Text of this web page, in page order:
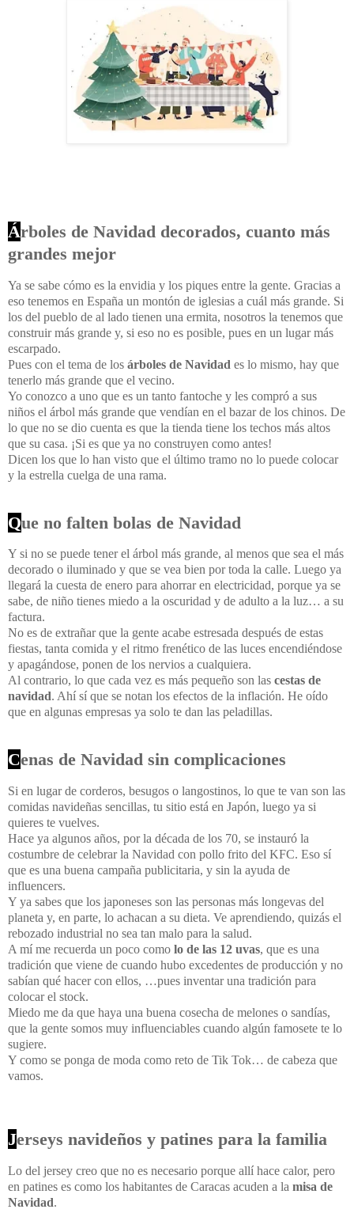
Árboles de Navidad decorados, cuanto más
grandes mejor
Ya se sabe cómo es la envidia y los piques entre la gente. Gracias a
eso tenemos en España un montón de iglesias a cuál más grande. Si
los del pueblo de al lado tienen una ermita, nosotros la tenemos que
construir más grande y, si eso no es posible, pues en un lugar más
escarpado.
Pues con el tema de los árboles de Navidad es lo mismo, hay que
tenerlo más grande que el vecino.
Yo conozco a uno que es un tanto fantoche y les compró a sus
niños el árbol más grande que vendían en el bazar de los chinos. De
lo que no se dio cuenta es que la tienda tiene los techos más altos
que su casa. ¡Si es que ya no construyen como antes!
Dicen los que lo han visto que el último tramo no lo puede colocar
y la estrella cuelga de una rama.
Que no falten bolas de Navidad
Y si no se puede tener el árbol más grande, al menos que sea el más
decorado o iluminado y que se vea bien por toda la calle. Luego ya
llegará la cuesta de enero para ahorrar en electricidad, porque ya se
sabe, de niño tienes miedo a la oscuridad y de adulto a la luz… a su
factura.
No es de extrañar que la gente acabe estresada después de estas
fiestas, tanta comida y el ritmo frenético de las luces encendiéndose
y apagándose, ponen de los nervios a cualquiera.
Al contrario, lo que cada vez es más pequeño son las cestas de
navidad. Ahí sí que se notan los efectos de la inflación. He oído
que en algunas empresas ya solo te dan las peladillas.
Cenas de Navidad sin complicaciones
Si en lugar de corderos, besugos o langostinos, lo que te van son las
comidas navideñas sencillas, tu sitio está en Japón, luego ya si
quieres te vuelves.
Hace ya algunos años, por la década de los 70, se instauró la
costumbre de celebrar la Navidad con pollo frito del KFC. Eso sí
que es una buena campaña publicitaria, y sin la ayuda de
influencers.
Y ya sabes que los japoneses son las personas más longevas del
planeta y, en parte, lo achacan a su dieta. Ve aprendiendo, quizás el
rebozado industrial no sea tan malo para la salud.
A mí me recuerda un poco como lo de las 12 uvas, que es una
tradición que viene de cuando hubo excedentes de producción y no
sabían qué hacer con ellos, …pues inventar una tradición para
colocar el stock.
Miedo me da que haya una buena cosecha de melones o sandías,
que la gente somos muy influenciables cuando algún famosete te lo
sugiere.
Y como se ponga de moda como reto de Tik Tok… de cabeza que
vamos.
Jerseys navideños y patines para la familia
Lo del jersey creo que no es necesario porque allí hace calor, pero
en patines es como los habitantes de Caracas acuden a la misa de
Navidad.